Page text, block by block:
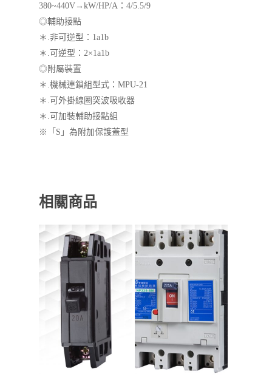
380~440V→kW/HP/A：4/5.5/9
◎輔助接點
＊.非可逆型：1a1b
＊.可逆型：2×1a1b
◎附屬裝置
＊.機械連鎖組型式：MPU-21
＊.可外掛線圈突波吸收器
＊.可加裝輔助接點組
※「S」為附加保護蓋型
相關商品